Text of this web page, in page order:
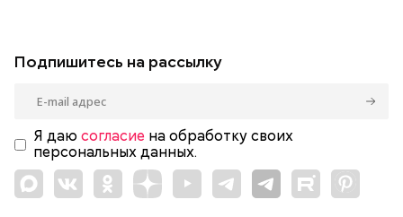
Подпишитесь на рассылку
Я даю согласие на обработку своих
персональных данных.